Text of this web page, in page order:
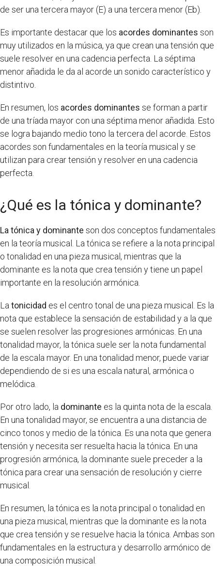
de ser una tercera mayor (E) a una tercera menor (Eb).
Es importante destacar que los acordes dominantes son
muy utilizados en la música, ya que crean una tensión que
suele resolver en una cadencia perfecta. La séptima
menor añadida le da al acorde un sonido característico y
distintivo.
En resumen, los acordes dominantes se forman a partir
de una tríada mayor con una séptima menor añadida. Esto
se logra bajando medio tono la tercera del acorde. Estos
acordes son fundamentales en la teoría musical y se
utilizan para crear tensión y resolver en una cadencia
perfecta.
¿Qué es la tónica y dominante?
La tónica y dominante son dos conceptos fundamentales
en la teoría musical. La tónica se refiere a la nota principal
o tonalidad en una pieza musical, mientras que la
dominante es la nota que crea tensión y tiene un papel
importante en la resolución armónica.
La tonicidad es el centro tonal de una pieza musical. Es la
nota que establece la sensación de estabilidad y a la que
se suelen resolver las progresiones armónicas. En una
tonalidad mayor, la tónica suele ser la nota fundamental
de la escala mayor. En una tonalidad menor, puede variar
dependiendo de si es una escala natural, armónica o
melódica.
Por otro lado, la dominante es la quinta nota de la escala.
En una tonalidad mayor, se encuentra a una distancia de
cinco tonos y medio de la tónica. Es una nota que genera
tensión y necesita ser resuelta hacia la tónica. En una
progresión armónica, la dominante suele preceder a la
tónica para crear una sensación de resolución y cierre
musical.
En resumen, la tónica es la nota principal o tonalidad en
una pieza musical, mientras que la dominante es la nota
que crea tensión y se resuelve hacia la tónica. Ambas son
fundamentales en la estructura y desarrollo armónico de
una composición musical.